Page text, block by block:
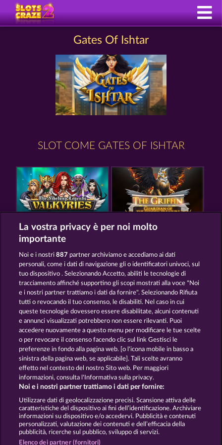
Gates Of Ishtar
SLOT COME GATES OF ISHTAR
VALKYRIES - THE NIBELUNG LEGENDS THE GRIFFIN
THE LAND OF HEROES MAGIC MIRROR
Termini e condizioni
Informativa sulla privacy Note legali
Società FAQ Facebook
Invia richiesta di recesso
La vostra privacy è per noi molto
importante
Noi e i nostri887 partner archiviamo e accediamo ai dati
personali, come i dati di navigazione gli o identificatori univoci, sul
tuo dispositivo . Selezionando Accetto, abiliti le tecnologie di
tracciamento affinché supportino gli scopi mostrati alla voce "Noi
e i nostri partner trattiamo i dati da fornire". Selezionando Rifiuta
tutti o revocando il tuo consenso, le disabiliti. Nel caso in cui
queste tecnologie dovessero essere disabilitate, alcuni contenuti
e annunci visualizzati potrebbero non essere rilevanti. Puoi
accedere nuovamente a questo menu per modificare le tue scelte
o per revocare il consenso facendo clic sul link Gestisci le
preferenze in fondo alla pagina web. [o l'icona mobile in basso a
sinistra della pagina web, se applicabile]. Tali scelte avranno
effetto nel contesto del nostro Sito web. Per maggiori
informazioni, consulta l'Informativa sulla privacy.
Noi e i nostri partner trattiamo i dati per fornire:
Utilizzare dati di geolocalizzazione precisi. Scansione attiva delle
caratteristiche del dispositivo ai fini dell’identificazione. Archiviare
informazioni su dispositivo e/o accedervi. Pubblicità e contenuti
personalizzati, valutazione dei contenuti e dell’efficacia della
pubblicità, ricerche sul pubblico, sviluppo di servizi.
Elenco dei partner (fornitori)